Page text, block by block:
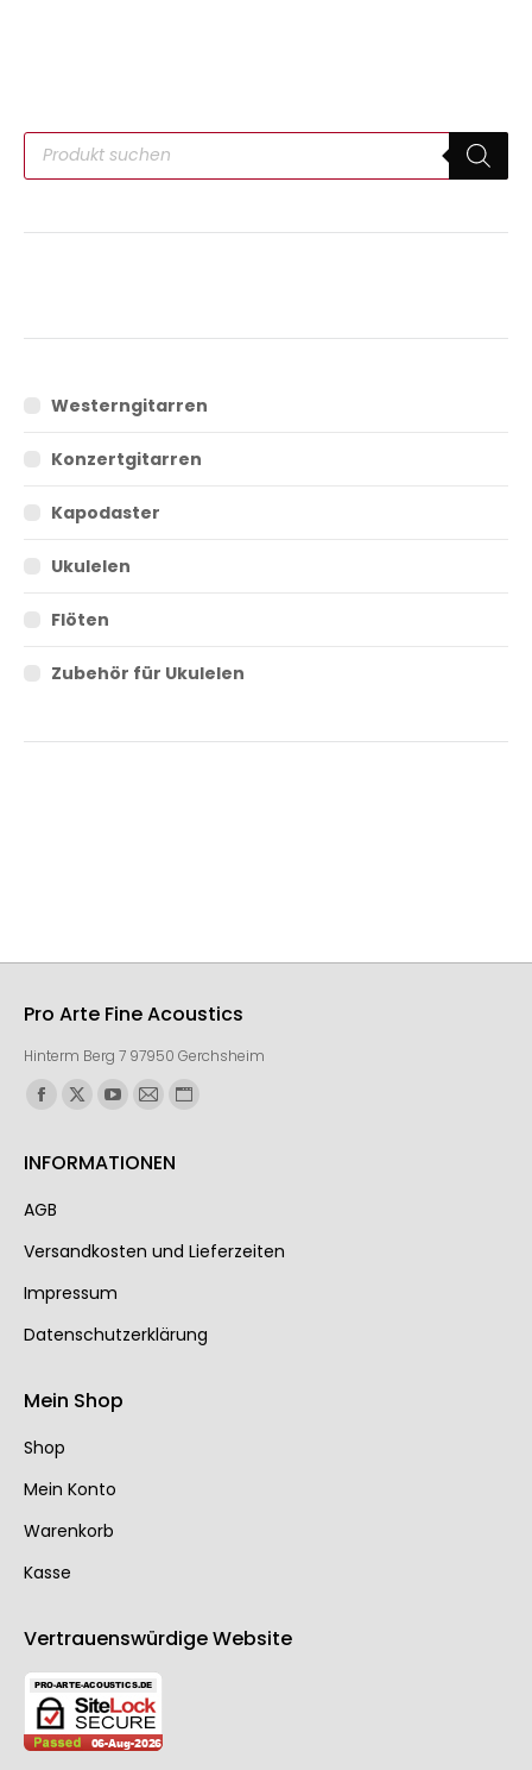
Westerngitarren
Konzertgitarren
Kapodaster
Ukulelen
Flöten
Zubehör für Ukulelen
Pro Arte Fine Acoustics
Hinterm Berg 7 97950 Gerchsheim
Finden Sie uns auf:
INFORMATIONEN
AGB
Ver­sand­kos­ten und Lie­fer­zei­ten
Impressum
Datenschutzerklärung
Mein Shop
Shop
Mein Konto
Warenkorb
Kasse
Vertrauenswürdige Website